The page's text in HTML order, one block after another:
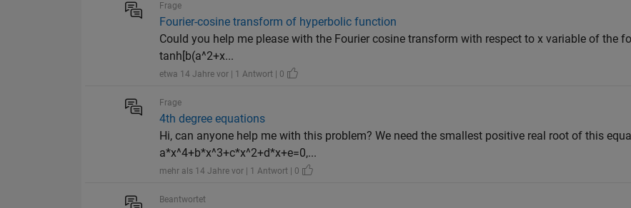
Frage
Fourier-cosine transform of hyperbolic function
Could you help me please with the Fourier cosine transform with respect to x variable of the
tanh[b(a^2+x...
etwa 14 Jahre vor | 1 Antwort | 0
Frage
4th degree equations
Hi, can anyone help me with this problem? We need the smallest positive real root of this
a*x^4+b*x^3+c*x^2+d*x+e=0,...
mehr als 14 Jahre vor | 1 Antwort | 0
Beantwortet